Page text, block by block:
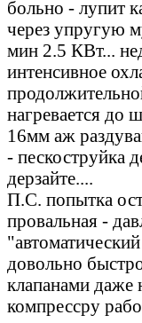
больно - лупит
через упругую
мин 2.5 КВт...
интенсивное
нагревается до
16мм аж
- пескоструйка
дерзайте....
П.С. попытка
провальная -
довольно
клапанами даже
компрессру